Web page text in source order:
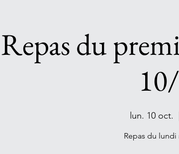
Repas du
lun. 10 oct.
Repas du